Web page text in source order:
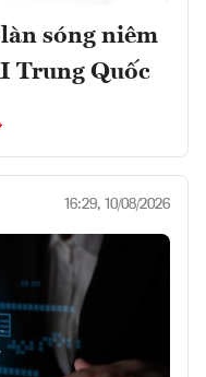
sóng niêm
Trung Quốc
16:29, 10/08/2026